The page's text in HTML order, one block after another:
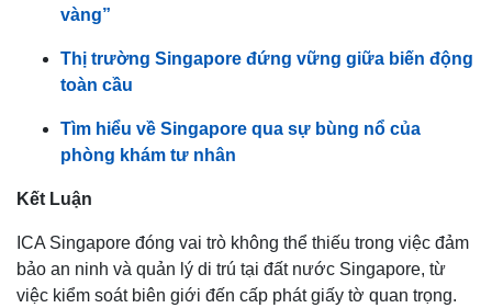
vàng”
Thị trường Singapore đứng vững giữa biến động
toàn cầu
Tìm hiểu về Singapore qua sự bùng nổ của
phòng khám tư nhân
Kết Luận
ICA Singapore đóng vai trò không thể thiếu trong việc đảm
bảo an ninh và quản lý di trú tại đất nước Singapore, từ
việc kiểm soát biên giới đến cấp phát giấy tờ quan trọng.